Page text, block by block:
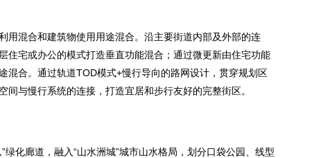
用混合和建筑物使用用途混合。沿主要街道内部及外部的连
住宅或办公的模式打造垂直功能混合；通过微更新由住宅功能
混合。通过轨道TOD模式+慢行导向的路网设计，贯穿规划区
与慢行系统的连接，打造宜居和步行友好的完整街区。
化廊道，融入“山水洲城”城市山水格局，划分口袋公园、线型